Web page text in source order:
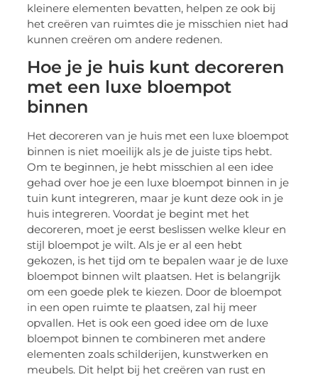
kleinere elementen bevatten, helpen ze ook bij
het creëren van ruimtes die je misschien niet had
kunnen creëren om andere redenen.
Hoe je je huis kunt decoreren
met een luxe bloempot
binnen
Het decoreren van je huis met een luxe bloempot
binnen is niet moeilijk als je de juiste tips hebt.
Om te beginnen, je hebt misschien al een idee
gehad over hoe je een luxe bloempot binnen in je
tuin kunt integreren, maar je kunt deze ook in je
huis integreren. Voordat je begint met het
decoreren, moet je eerst beslissen welke kleur en
stijl bloempot je wilt. Als je er al een hebt
gekozen, is het tijd om te bepalen waar je de luxe
bloempot binnen wilt plaatsen. Het is belangrijk
om een goede plek te kiezen. Door de bloempot
in een open ruimte te plaatsen, zal hij meer
opvallen. Het is ook een goed idee om de luxe
bloempot binnen te combineren met andere
elementen zoals schilderijen, kunstwerken en
meubels. Dit helpt bij het creëren van rust en